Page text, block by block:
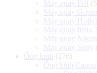
Máy quay DJI
Máy quay Gopro
Máy quay
Máy quay Insta
Máy quay Nikon
Máy quay Sony
Ống kính
(276)
Ống kính Canon